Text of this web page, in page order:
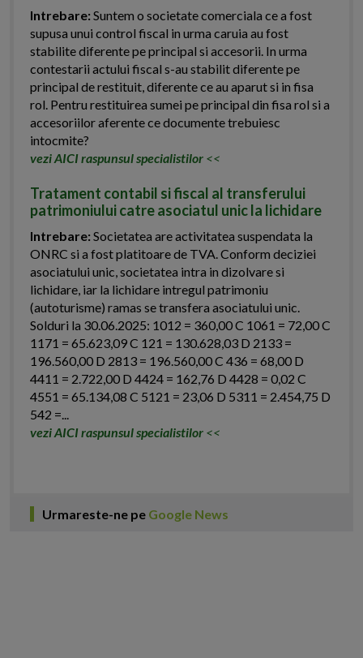
Intrebare:Suntem o societate comerciala ce a fost
supusa unui control fiscal in urma caruia au fost
stabilite diferente pe principal si accesorii. In urma
contestarii actului fiscal s-au stabilit diferente pe
principal de restituit, diferente ce au aparut si in fisa
rol. Pentru restituirea sumei pe principal din fisa rol si a
accesoriilor aferente ce documente trebuiesc
intocmite?
vezi AICI raspunsul specialistilor <<
Tratament contabil si fiscal al transferului
patrimoniului catre asociatul unic la lichidare
Intrebare:Societatea are activitatea suspendata la
ONRC si a fost platitoare de TVA. Conform deciziei
asociatului unic, societatea intra in dizolvare si
lichidare, iar la lichidare intregul patrimoniu
(autoturisme) ramas se transfera asociatului unic.
Solduri la 30.06.2025: 1012 = 360,00 C 1061 = 72,00 C
1171 = 65.623,09 C 121 = 130.628,03 D 2133 =
196.560,00 D 2813 = 196.560,00 C 436 = 68,00 D
4411 = 2.722,00 D 4424 = 162,76 D 4428 = 0,02 C
4551 = 65.134,08 C 5121 = 23,06 D 5311 = 2.454,75 D
542 =...
vezi AICI raspunsul specialistilor <<
Urmareste-ne pe Google News